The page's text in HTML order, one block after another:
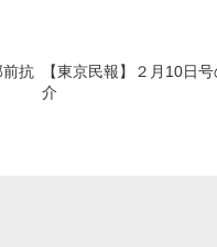
前抗
【東京民報】２月10日
介